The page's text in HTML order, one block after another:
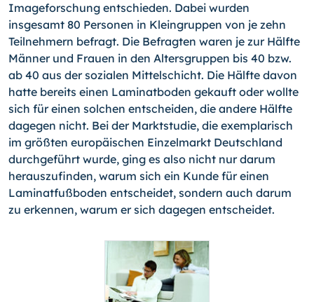
Imageforschung entschieden. Dabei wurden
insgesamt 80 Personen in Kleingruppen von je zehn
Teilnehmern befragt. Die Befragten waren je zur Hälfte
Männer und Frauen in den Altersgruppen bis 40 bzw.
ab 40 aus der sozialen Mittelschicht. Die Hälfte davon
hatte bereits einen Laminatboden gekauft oder wollte
sich für einen solchen entscheiden, die andere Hälfte
dagegen nicht. Bei der Marktstudie, die exemplarisch
im größten europäischen Einzelmarkt Deutschland
durchgeführt wurde, ging es also nicht nur darum
herauszufinden, warum sich ein Kunde für einen
Laminatfußboden entscheidet, sondern auch darum
zu erkennen, warum er sich dagegen entscheidet.